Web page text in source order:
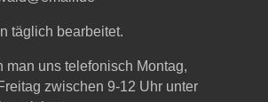
täglich bearbeitet.
man uns telefonisch Montag,
zwischen 9-12 Uhr unter